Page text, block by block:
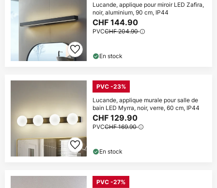
Lucande, applique pour miroir LED Zafira,
noir, aluminium, 90 cm, IP44
CHF 144.90
PVCCHF 204.90
En stock
PVC -23%
Lucande, applique murale pour salle de
bain LED Myrra, noir, verre, 60 cm, IP44
CHF 129.90
PVCCHF 169.90
En stock
PVC -27%